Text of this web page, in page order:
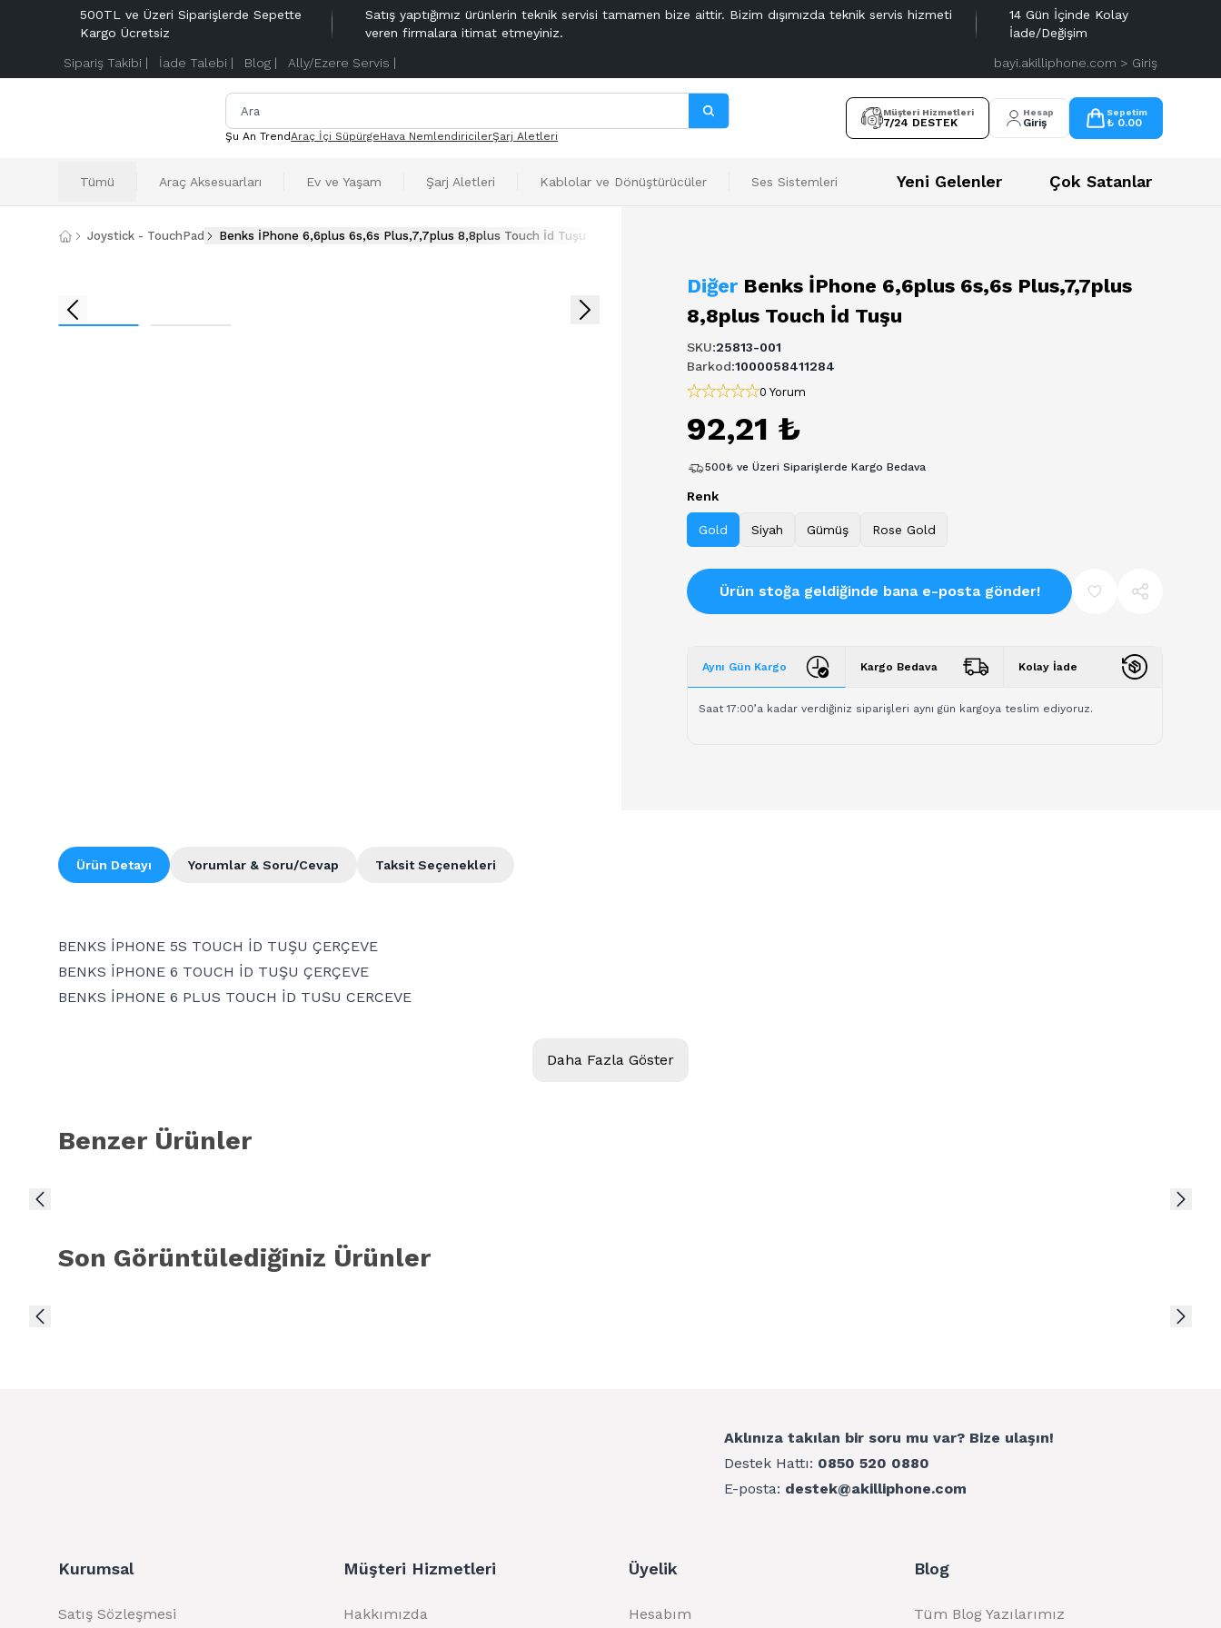
500TL ve Üzeri Siparişlerde Sepette
Kargo Ücretsiz
Satış yaptığımız ürünlerin teknik servisi tamamen bize aittir. Bizim dışımızda teknik servis hizmeti
veren firmalara itimat etmeyiniz.
14 Gün İçinde Kolay
İade/Değişim
Sipariş Takibi | İade Talebi | Blog | Ally/Ezere Servis | bayi.akilliphone.com > Giriş
Şu An TrendAraç İçi SüpürgeHava NemlendiricilerŞarj Aletleri
Müşteri Hizmetleri
7/24 DESTEK
Hesap
Giriş
Sepetim
₺ 0.00
Tümü Araç Aksesuarları Ev ve Yaşam Şarj Aletleri Kablolar ve Dönüştürücüler Ses Sistemleri Yeni Gelenler Çok Satanlar
Joystick - TouchPad Benks İPhone 6,6plus 6s,6s Plus,7,7plus 8,8plus Touch İd Tuşu
Diğer Benks İPhone 6,6plus 6s,6s Plus,7,7plus
8,8plus Touch İd Tuşu
SKU:25813-001
Barkod:1000058411284
0 Yorum
92,21 ₺
500₺ ve Üzeri Siparişlerde Kargo Bedava
Renk
Gold Siyah Gümüş Rose Gold
Ürün stoğa geldiğinde bana e-posta gönder!
Aynı Gün Kargo Kargo Bedava Kolay İade
Saat 17:00’a kadar verdiğiniz siparişleri aynı gün kargoya teslim ediyoruz.
Ürün Detayı Taksit Seçenekleri
Yorumlar & Soru/Cevap
BENKS İPHONE 5S TOUCH İD TUŞU ÇERÇEVE
BENKS İPHONE 6 TOUCH İD TUŞU ÇERÇEVE
BENKS İPHONE 6 PLUS TOUCH İD TUŞU ÇERÇEVE
BENKS İPHONE 8 TOUCH İD TUŞU ÇERÇEVE
BENKS İPHONE 8 PLUS TOUCH İD TUŞU ÇERÇEVE
Daha Fazla Göster
Benzer Ürünler
Son Görüntülediğiniz Ürünler
Aklınıza takılan bir soru mu var? Bize ulaşın!
Destek Hattı: 0850 520 0880
E-posta: destek@akilliphone.com
Kurumsal
Satış Sözleşmesi
Müşteri Hizmetleri
Hakkımızda
Üyelik
Hesabım
Blog
Tüm Blog Yazılarımız